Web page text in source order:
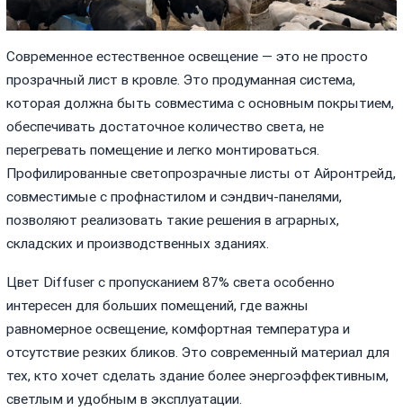
Современное естественное освещение — это не просто
прозрачный лист в кровле. Это продуманная система,
которая должна быть совместима с основным покрытием,
обеспечивать достаточное количество света, не
перегревать помещение и легко монтироваться.
Профилированные светопрозрачные листы от Айронтрейд,
совместимые с профнастилом и сэндвич-панелями,
позволяют реализовать такие решения в аграрных,
складских и производственных зданиях.
Цвет Diffuser с пропусканием 87% света особенно
интересен для больших помещений, где важны
равномерное освещение, комфортная температура и
отсутствие резких бликов. Это современный материал для
тех, кто хочет сделать здание более энергоэффективным,
светлым и удобным в эксплуатации.